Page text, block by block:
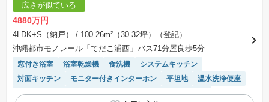
広さが似ている
4880万円
4LDK+S（納戸）
/ 100.26m²（30.32坪）（登記）
沖縄都市モノレール「てだこ浦西」バス71分屋良歩5分
窓付き浴室 浴室乾燥機 食洗機
システムキッチン
対面キッチン
モニター付きインターホン 平坦地
温水洗浄便座
バリアフリー
トイレ2個以上 接面道路の幅が６m以上